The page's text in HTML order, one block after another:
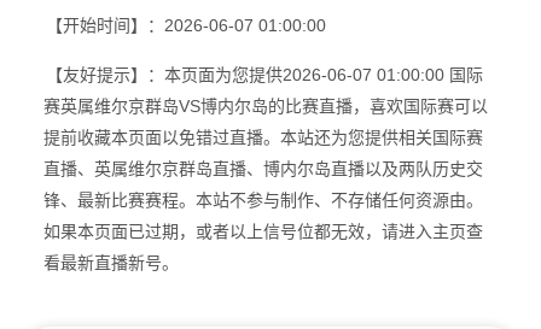
【开始时间】：2026-06-07 01:00:00
【友好提示】：本页面为您提供2026-06-07 01:00:00 国际
赛英属维尔京群岛VS博内尔岛的比赛直播，喜欢国际赛可以
提前收藏本页面以免错过直播。本站还为您提供相关国际赛
直播、英属维尔京群岛直播、博内尔岛直播以及两队历史交
锋、最新比赛赛程。本站不参与制作、不存储任何资源由。
如果本页面已过期，或者以上信号位都无效，请进入主页查
看最新直播新号。